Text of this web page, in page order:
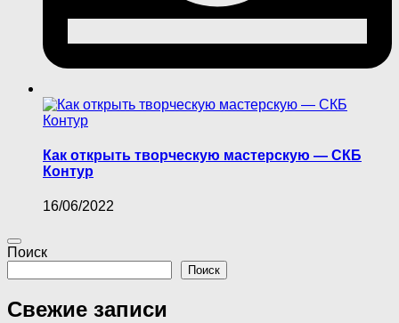
Как открыть творческую мастерскую — СКБ
Контур
16/06/2022
Поиск
Поиск
Свежие записи